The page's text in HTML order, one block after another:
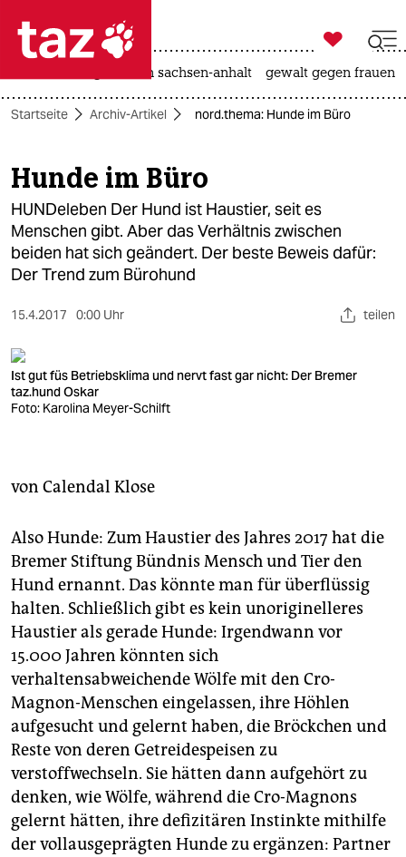
 taz zahl ich
taz zahl ich
themen
politik
öko
gesellschaft
kultur
sport
berlin
wahrheit
verlag
verlag
veranstaltungen
shop
fragen & hilfe
unterstützen
abo
genossenschaft
epaper login

taz zahl ich
landtagswahl in sachsen-anhalt gewalt gegen frauen
Startseite Archiv-Artikel nord.thema: Hunde im Büro
Hunde im Büro
HUNDeleben Der Hund ist Haustier, seit es
Menschen gibt. Aber das Verhältnis zwischen
beiden hat sich geändert. Der beste Beweis dafür:
Der Trend zum Bürohund
15.4.2017 0:00 Uhr teilen
Ist gut füs Betriebsklima und nervt fast gar nicht: Der Bremer
taz.hund Oskar
Foto: Karolina Meyer-Schilft
von Calendal Klose
Also Hunde: Zum Haustier des Jahres 2017 hat die
Bremer Stiftung Bündnis Mensch und Tier den
Hund ernannt. Das könnte man für überflüssig
halten. Schließlich gibt es kein unoriginelleres
Haustier als gerade Hunde: Irgendwann vor
15.000 Jahren könnten sich
verhaltensabweichende Wölfe mit den Cro-
Magnon-Menschen eingelassen, ihre Höhlen
aufgesucht und gelernt haben, die Bröckchen und
Reste von deren Getreidespeisen zu
verstoffwechseln. Sie hätten dann aufgehört zu
denken, wie Wölfe, während die Cro-Magnons
gelernt hätten, ihre defizitären Instinkte mithilfe
der vollausgeprägten Hunde zu ergänzen: Partner